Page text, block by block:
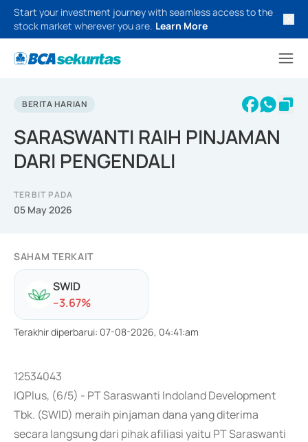
Start your investment journey with seamless access to the
stock market wherever you are. Learn More
BERITA HARIAN
SARASWANTI RAIH PINJAMAN
DARI PENGENDALI
TERBIT PADA
05 May 2026
SAHAM TERKAIT
SWID
--3.67%
Terakhir diperbarui: 07-08-2026, 04:41:am
12534043
IQPlus, (6/5) - PT Saraswanti Indoland Development
Tbk. (SWID) meraih pinjaman dana yang diterima
secara langsung dari pihak afiliasi yaitu PT Saraswanti